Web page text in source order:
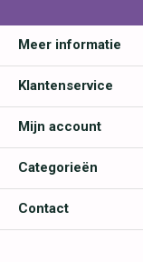
Meer informatie
Klantenservice
Mijn account
Categorieën
Contact